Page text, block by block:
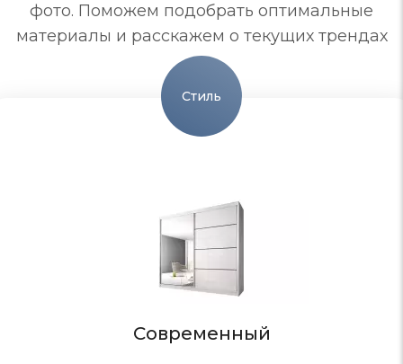
фото. Поможем подобрать оптимальные
материалы и расскажем о текущих трендах
Стиль
Современный